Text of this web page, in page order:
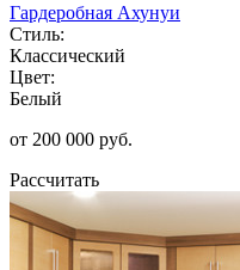
Гардеробная Ахунуи
Стиль:
Классический
Цвет:
Белый
от 200 000 руб.
Рассчитать